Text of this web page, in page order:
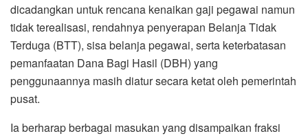
dicadangkan untuk rencana kenaikan gaji pegawai namun
tidak terealisasi, rendahnya penyerapan Belanja Tidak
Terduga (BTT), sisa belanja pegawai, serta keterbatasan
pemanfaatan Dana Bagi Hasil (DBH) yang
penggunaannya masih diatur secara ketat oleh pemerintah
pusat.
Ia berharap berbagai masukan yang disampaikan fraksi